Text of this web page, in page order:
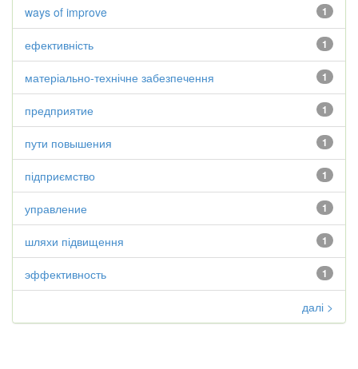
1
ways of improve
1
ефективність
1
матеріально-технічне забезпечення
1
предприятие
1
пути повышения
1
підприємство
1
управление
1
шляхи підвищення
1
эффективность
далі >